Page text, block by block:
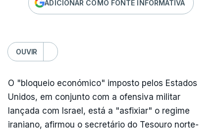
ADICIONAR COMO FONTE INFORMATIVA
OUVIR
O "bloqueio económico" imposto pelos Estados
Unidos, em conjunto com a ofensiva militar
lançada com Israel, está a "asfixiar" o regime
iraniano, afirmou o secretário do Tesouro norte-